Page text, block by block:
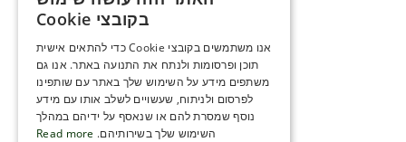
ENGLISH
SERBIA
HEBREW
RUSSIAN
בקובצי Cookie
אנו משתמשים בקובצי Cookie כדי להתאים אישית
תוכן ופרסומות ולנתח את התנועה באתר. אנו גם
משתפים מידע על השימוש שלך באתר עם שותפינו
לפרסום ולניתוח, שעשויים לשלב אותו עם מידע
נוסף שמסרת להם או שנאסף על ידיהם במהלך
השימוש שלך בשירותיהם. Read more